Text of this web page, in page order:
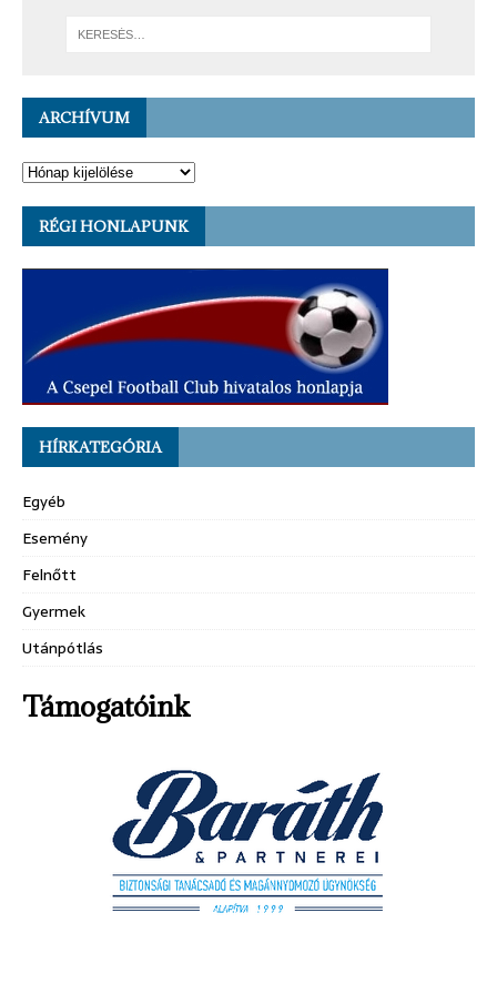
ARCHÍVUM
RÉGI HONLAPUNK
HÍRKATEGÓRIA
Egyéb
Esemény
Felnőtt
Gyermek
Utánpótlás
Támogatóink